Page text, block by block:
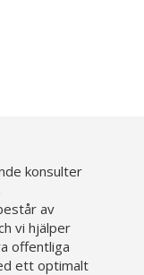
konsulter
av
vi hjälper
offentliga
ett optimalt